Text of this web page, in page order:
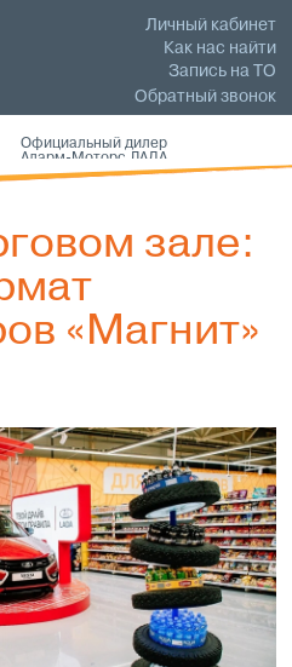
Личный кабинет
Как нас найти
Запись на ТО
Обратный звонок
Официальный дилер
Аларм-Моторс ЛАДА
зале:
«Магнит»